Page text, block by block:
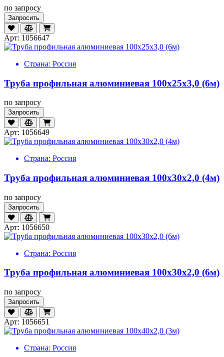
по запросу
Запросить
Арт: 1056647
Страна: Россия
Труба профильная алюминиевая 100х25х3,0 (6м)
по запросу
Запросить
Арт: 1056649
Страна: Россия
Труба профильная алюминиевая 100х30х2,0 (4м)
по запросу
Запросить
Арт: 1056650
Страна: Россия
Труба профильная алюминиевая 100х30х2,0 (6м)
по запросу
Запросить
Арт: 1056651
Страна: Россия